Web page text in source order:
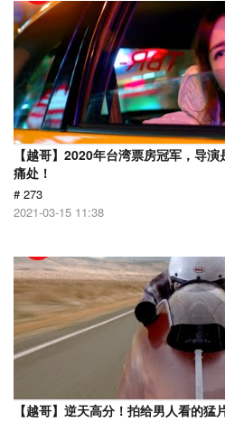
【越哥】2020年台湾票房冠军，导
痛处！
# 273
2021-03-15 11:38
【越哥】逆天高分！拍给男人看的猛